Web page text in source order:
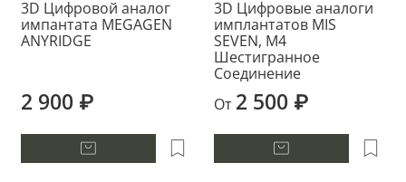
3D Цифровой аналог
импантата MEGAGEN
ANYRIDGE
2 900 ₽
3D Цифровые аналоги
имплантатов MIS
SEVEN, M4
Шестигранное
Соединение
От 2 500 ₽